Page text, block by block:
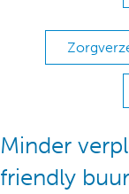
Minder
friendly